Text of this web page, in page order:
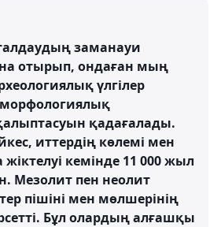
заманауи
отырып, ондаған мың
үлгілер
қадағалады.
иттердің көлемі мен
кемінде 11 000 жыл
Мезолит пен неолит
пішіні мен мөлшерінің
Бұл олардың алғашқы